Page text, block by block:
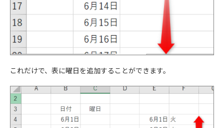
これだけで、表に曜日を追加することができます。